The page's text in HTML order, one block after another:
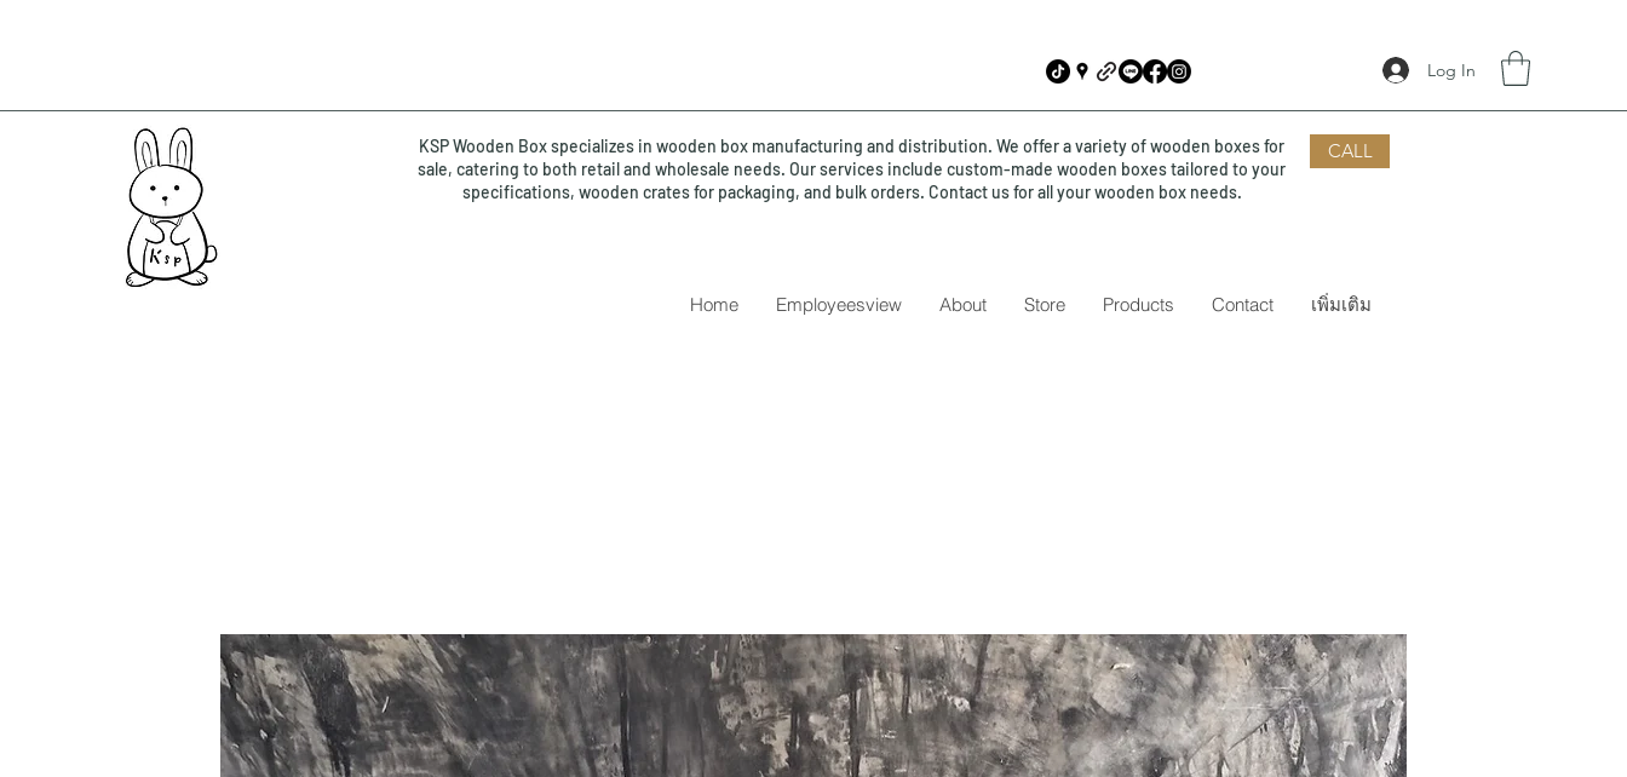
Log In
KSP Wooden Box specializes in wooden box manufacturing and distribution. We offer a variety of wooden boxes for
sale, catering to both retail and wholesale needs. Our services include custom-made wooden boxes tailored to your
specifications, wooden crates for packaging, and bulk orders. Contact us for all your wooden box needs.
CALL
Home Employeesview About Store Products Contact เพิ่มเติม